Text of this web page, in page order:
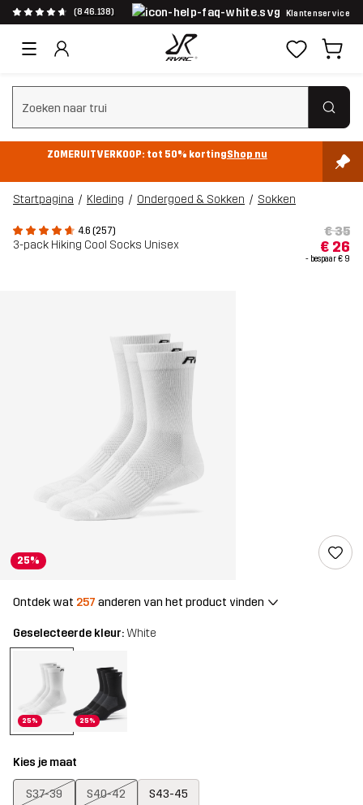
(846.138) Klantenservice
Zoeken wissen
ZOMERUITVERKOOP: tot 50% kortingShop nu
Startpagina Kleding Ondergoed & Sokken Sokken
4.6 (257)
3-pack Hiking Cool Socks Unisex
€ 35
€ 26
- bespaar€ 9
25%
Ontdek wat 257 anderen van het product vinden
Geselecteerde kleur: White
25% 25%
Kies je maat
S37-39 S40-42 S43-45